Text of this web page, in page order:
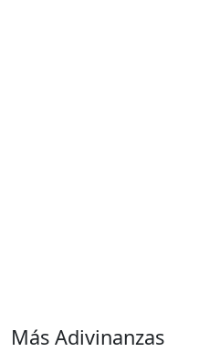
Más Adivinanzas